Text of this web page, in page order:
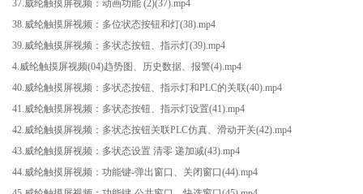
37.威纶触摸屏视频：动画功能 (2)(37).mp4
38.威纶触摸屏视频：多位状态按钮和灯(38).mp4
39.威纶触摸屏视频：多状态按钮、指示灯(39).mp4
4.威纶触摸屏视频(04)趋势图、历史数据、报警(4).mp4
40.威纶触摸屏视频：多状态按钮、指示灯和PLC的关联(40).mp4
41.威纶触摸屏视频：多状态按钮、指示灯设置(41).mp4
42.威纶触摸屏视频：多状态按钮关联PLC仿真、滑动开关(42).mp4
43.威纶触摸屏视频：多状态设置 清零 递加减(43).mp4
44.威纶触摸屏视频：功能键-弹出窗口、关闭窗口(44).mp4